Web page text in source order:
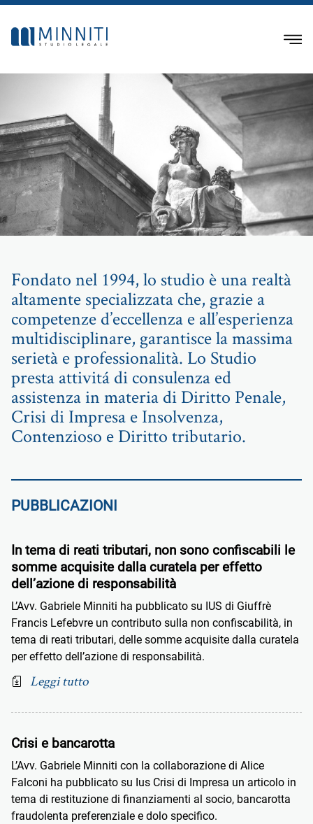
Fondato nel 1994, lo studio è una realtà
altamente specializzata che, grazie a
competenze d’eccellenza e all’esperienza
multidisciplinare, garantisce la massima
serietà e professionalità. Lo Studio
presta attivitá di consulenza ed
assistenza in materia di Diritto Penale,
Crisi di Impresa e Insolvenza,
Contenzioso e Diritto tributario.
PUBBLICAZIONI
In tema di reati tributari, non sono confiscabili le
somme acquisite dalla curatela per effetto
dell’azione di responsabilità
L’Avv. Gabriele Minniti ha pubblicato su IUS di Giuffrè
Francis Lefebvre un contributo sulla non confiscabilità, in
tema di reati tributari, delle somme acquisite dalla curatela
per effetto dell’azione di responsabilità.
Leggi tutto
Crisi e bancarotta
L’Avv. Gabriele Minniti con la collaborazione di Alice
Falconi ha pubblicato su Ius Crisi di Impresa un articolo in
tema di restituzione di finanziamenti al socio, bancarotta
fraudolenta preferenziale e dolo specifico.